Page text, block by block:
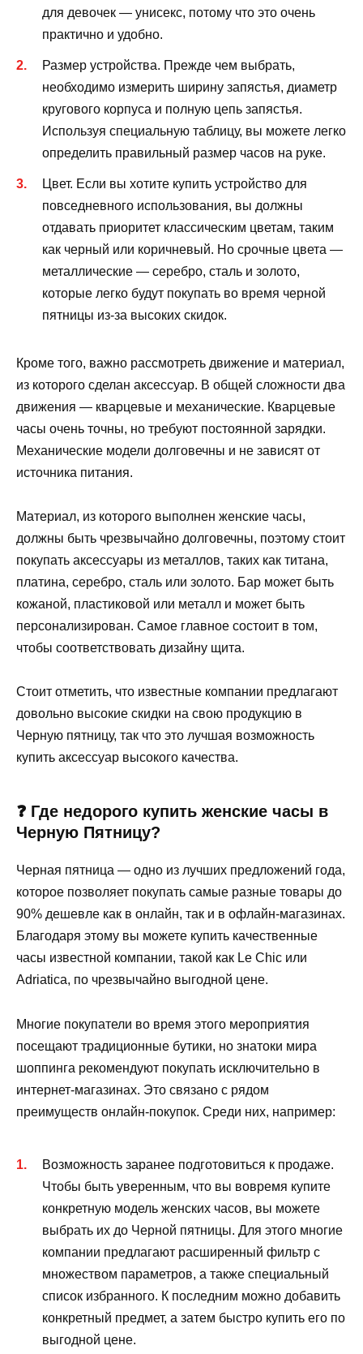
для девочек — унисекс, потому что это очень
практично и удобно.
Размер устройства. Прежде чем выбрать,
необходимо измерить ширину запястья, диаметр
кругового корпуса и полную цепь запястья.
Используя специальную таблицу, вы можете легко
определить правильный размер часов на руке.
Цвет. Если вы хотите купить устройство для
повседневного использования, вы должны
отдавать приоритет классическим цветам, таким
как черный или коричневый. Но срочные цвета —
металлические — серебро, сталь и золото,
которые легко будут покупать во время черной
пятницы из-за высоких скидок.
Кроме того, важно рассмотреть движение и материал,
из которого сделан аксессуар. В общей сложности два
движения — кварцевые и механические. Кварцевые
часы очень точны, но требуют постоянной зарядки.
Механические модели долговечны и не зависят от
источника питания.
Материал, из которого выполнен женские часы,
должны быть чрезвычайно долговечны, поэтому стоит
покупать аксессуары из металлов, таких как титана,
платина, серебро, сталь или золото. Бар может быть
кожаной, пластиковой или металл и может быть
персонализирован. Самое главное состоит в том,
чтобы соответствовать дизайну щита.
Стоит отметить, что известные компании предлагают
довольно высокие скидки на свою продукцию в
Черную пятницу, так что это лучшая возможность
купить аксессуар высокого качества.
❓ Где недорого купить женские часы в
Черную Пятницу?
Черная пятница — одно из лучших предложений года,
которое позволяет покупать самые разные товары до
90% дешевле как в онлайн, так и в офлайн-магазинах.
Благодаря этому вы можете купить качественные
часы известной компании, такой как Le Chic или
Adriatica, по чрезвычайно выгодной цене.
Многие покупатели во время этого мероприятия
посещают традиционные бутики, но знатоки мира
шоппинга рекомендуют покупать исключительно в
интернет-магазинах. Это связано с рядом
преимуществ онлайн-покупок. Среди них, например:
Возможность заранее подготовиться к продаже.
Чтобы быть уверенным, что вы вовремя купите
конкретную модель женских часов, вы можете
выбрать их до Черной пятницы. Для этого многие
компании предлагают расширенный фильтр с
множеством параметров, а также специальный
список избранного. К последним можно добавить
конкретный предмет, а затем быстро купить его по
выгодной цене.